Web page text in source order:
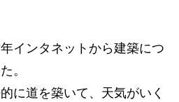
インタネットから建築につ
。
に道を築いて、天気がいく